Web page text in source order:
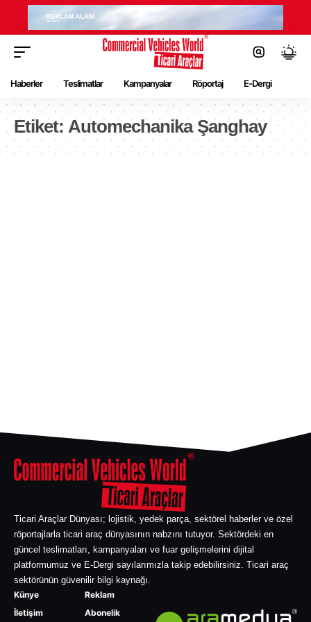
Haberler Teslimatlar Kampanyalar Röportaj E-Dergi
Etiket: Automechanika Şanghay
Ticari Araçlar Dünyası; lojistik, yedek parça, sektörel haberler ve özel
röportajlarla ticari araç dünyasının nabzını tutuyor. Sektördeki en
güncel teslimatları, kampanyaları ve fuar gelişmelerini dijital
platformumuz ve E-Dergi sayılarımızla takip edebilirsiniz. Ticari araç
sektörünün güvenilir bilgi kaynağı.
Künye
İletişim
Reklam
Abonelik